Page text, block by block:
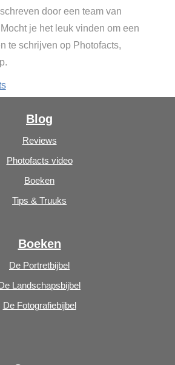
door een team van
je het leuk vinden om een
te schrijven op Photofacts,
Blog
Reviews
Photofacts video
Boeken
Tips & Truuks
Boeken
De Portretbijbel
Landschapsbijbel
De Fotografiebijbel